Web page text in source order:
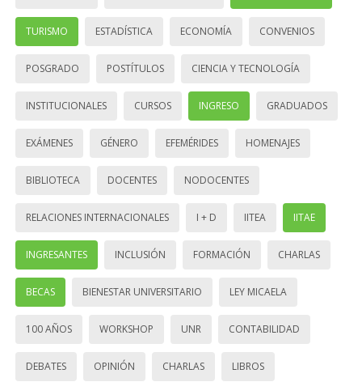
TURISMO ESTADÍSTICA ECONOMÍA CONVENIOS
POSGRADO POSTÍTULOS CIENCIA Y TECNOLOGÍA
INSTITUCIONALES CURSOS INGRESO GRADUADOS
EXÁMENES GÉNERO EFEMÉRIDES HOMENAJES
BIBLIOTECA DOCENTES NODOCENTES
RELACIONES INTERNACIONALES I + D IITEA IITAE
INGRESANTES INCLUSIÓN FORMACIÓN CHARLAS
BECAS BIENESTAR UNIVERSITARIO LEY MICAELA
100 AÑOS WORKSHOP UNR CONTABILIDAD
DEBATES OPINIÓN CHARLAS LIBROS